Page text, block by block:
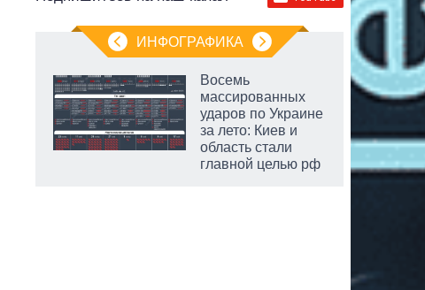
ИНФОГРАФИКА
Восемь
массированных
ударов по Украине
за лето: Киев и
область стали
главной целью рф